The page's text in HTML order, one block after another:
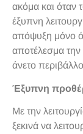
ακόμα και όταν
έξυπνη
απόψυξη μόνο
αποτέλεσμα την
άνετο
Έξυπνη
Με την
ξεκινά να